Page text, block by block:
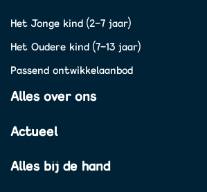
Het Jonge kind (2-7 jaar)
Het Oudere kind (7-13 jaar)
Passend ontwikkelaanbod
Alles over ons
Actueel
Alles bij de hand